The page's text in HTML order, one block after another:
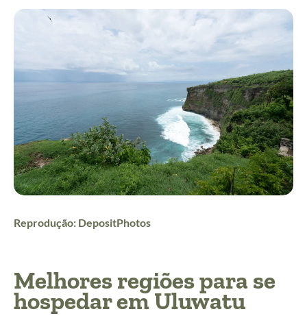
Reprodução: DepositPhotos
Melhores regiões para se
hospedar em Uluwatu